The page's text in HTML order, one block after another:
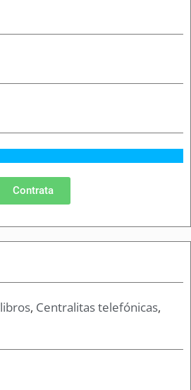
Contrata
, Centralitas telefónicas,